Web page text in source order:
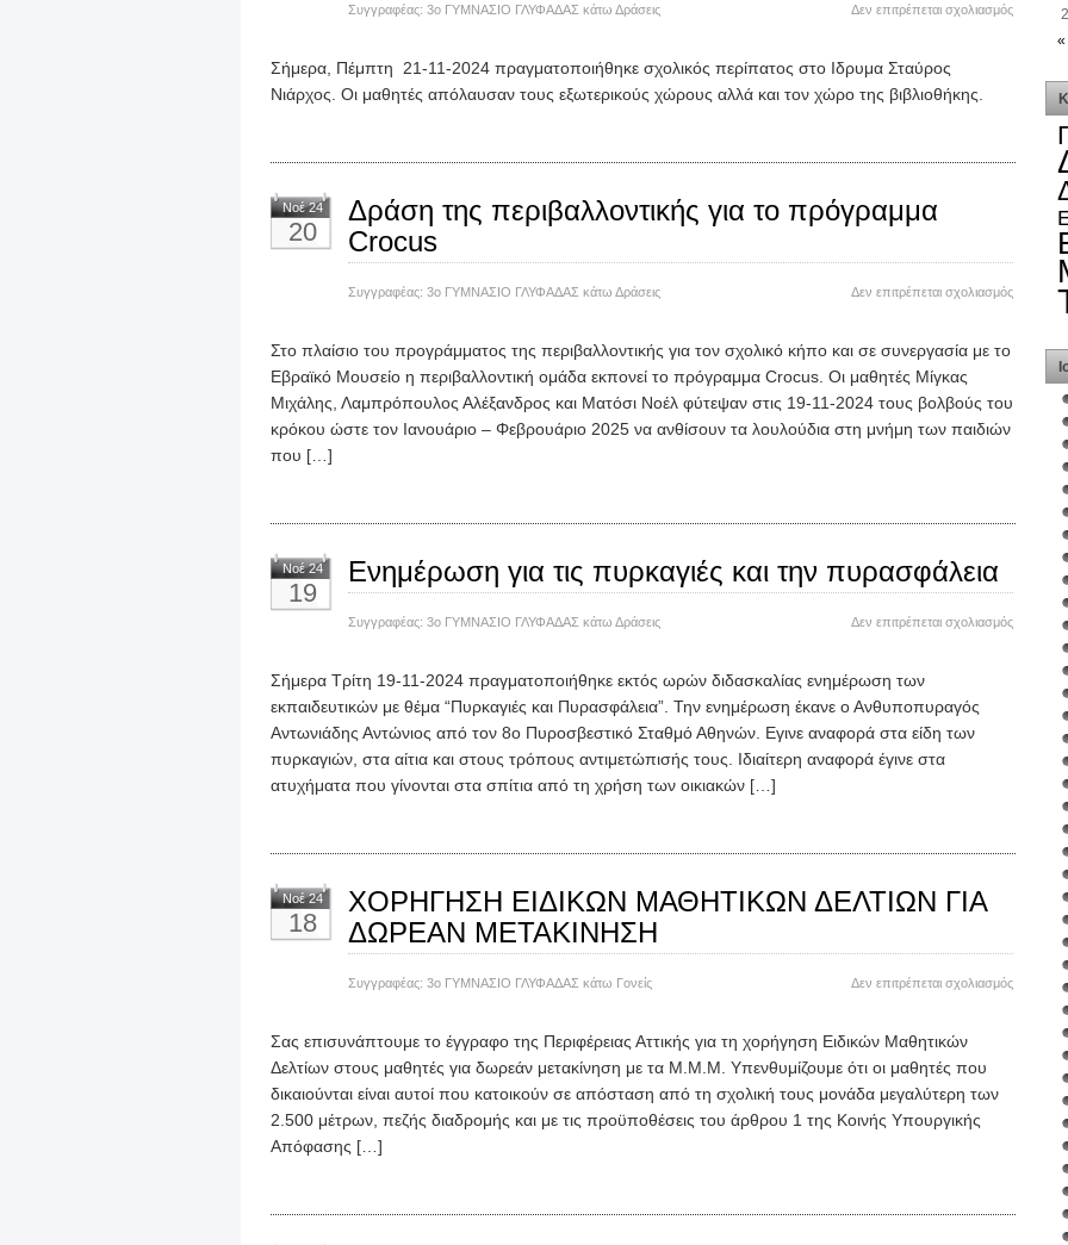
Συγγραφέας: 3ο ΓΥΜΝΑΣΙΟ ΓΛΥΦΑΔΑΣ κάτω Δράσεις Δεν επιτρέπεται σχολιασμόςστο
Σταύρος
Σήμερα, Πέμπτη 21-11-2024 πραγματοποιήθηκε σχολικός περίπατος στο Ιδρυμα Σταύρος
Νιάρχος. Οι μαθητές απόλαυσαν τους εξωτερικούς χώρους αλλά και τον χώρο της βιβλιοθήκης.
Νοέ 24
20
Δράση της περιβαλλοντικής για το πρόγραμμα
Crocus
Συγγραφέας: 3ο ΓΥΜΝΑΣΙΟ ΓΛΥΦΑΔΑΣ κάτω Δράσεις Δεν επιτρέπεται σχολιασμόςστο
Στο πλαίσιο του προγράμματος της περιβαλλοντικής για τον σχολικό κήπο και σε συνεργασία με το
Εβραϊκό Μουσείο η περιβαλλοντική ομάδα εκπονεί το πρόγραμμα Crocus. Οι μαθητές Μίγκας
Μιχάλης, Λαμπρόπουλος Αλέξανδρος και Ματόσι Νοέλ φύτεψαν στις 19-11-2024 τους βολβούς του
κρόκου ώστε τον Ιανουάριο – Φεβρουάριο 2025 να ανθίσουν τα λουλούδια στη μνήμη των παιδιών
που […]
Νοέ 24
19
Ενημέρωση για τις πυρκαγιές και την πυρασφάλεια
Συγγραφέας: 3ο ΓΥΜΝΑΣΙΟ ΓΛΥΦΑΔΑΣ κάτω Δράσεις Δεν επιτρέπεται σχολιασμόςστο
Σήμερα Τρίτη 19-11-2024 πραγματοποιήθηκε εκτός ωρών διδασκαλίας ενημέρωση των
εκπαιδευτικών με θέμα “Πυρκαγιές και Πυρασφάλεια”. Την ενημέρωση έκανε ο Ανθυποπυραγός
Αντωνιάδης Αντώνιος από τον 8ο Πυροσβεστικό Σταθμό Αθηνών. Εγινε αναφορά στα είδη των
πυρκαγιών, στα αίτια και στους τρόπους αντιμετώπισής τους. Ιδιαίτερη αναφορά έγινε στα
ατυχήματα που γίνονται στα σπίτια από τη χρήση των οικιακών […]
Νοέ 24
18
ΧΟΡΗΓΗΣΗ ΕΙΔΙΚΩΝ ΜΑΘΗΤΙΚΩΝ ΔΕΛΤΙΩΝ ΓΙΑ
ΔΩΡΕΑΝ ΜΕΤΑΚΙΝΗΣΗ
Συγγραφέας: 3ο ΓΥΜΝΑΣΙΟ ΓΛΥΦΑΔΑΣ κάτω Γονείς Δεν επιτρέπεται σχολιασμόςστο
Σας επισυνάπτουμε το έγγραφο της Περιφέρειας Αττικής για τη χορήγηση Ειδικών Μαθητικών
Δελτίων στους μαθητές για δωρεάν μετακίνηση με τα Μ.Μ.Μ. Υπενθυμίζουμε ότι οι μαθητές που
δικαιούνται είναι αυτοί που κατοικούν σε απόσταση από τη σχολική τους μονάδα μεγαλύτερη των
2.500 μέτρων, πεζής διαδρομής και με τις προϋποθέσεις του άρθρου 1 της Κοινής Υπουργικής
Απόφασης […]
«